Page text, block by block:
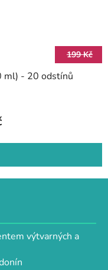
199 Kč
ml) - 20 odstínů
výtvarných a